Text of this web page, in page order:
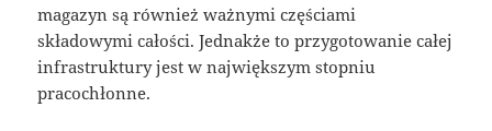
magazyn są również ważnymi częściami
składowymi całości. Jednakże to przygotowanie całej
infrastruktury jest w największym stopniu
pracochłonne.